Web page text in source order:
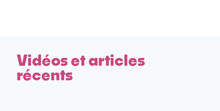
Vidéos et articles
récents